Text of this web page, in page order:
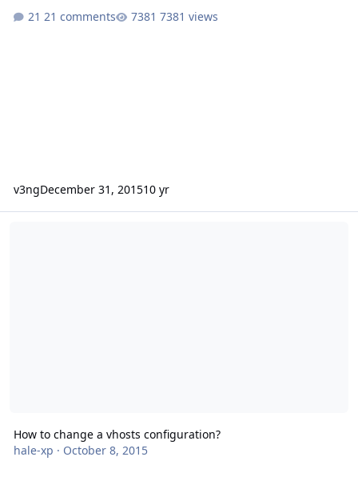
21 comments
7381 views
v3ngDecember 31, 201510 yr
How to change a vhosts configuration?
hale-xp · October 8, 2015